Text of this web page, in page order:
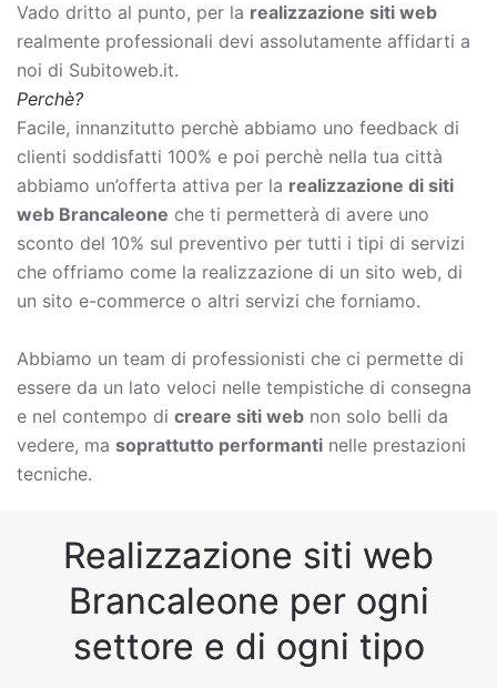
Vado dritto al punto, per la realizzazione siti web
realmente professionali devi assolutamente affidarti a
noi di Subitoweb.it.
Perchè?
Facile, innanzitutto perchè abbiamo uno feedback di
clienti soddisfatti 100% e poi perchè nella tua città
abbiamo un’offerta attiva per la realizzazione di siti
web Brancaleone che ti permetterà di avere uno
sconto del 10% sul preventivo per tutti i tipi di servizi
che offriamo come la realizzazione di un sito web, di
un sito e-commerce o altri servizi che forniamo.
Abbiamo un team di professionisti che ci permette di
essere da un lato veloci nelle tempistiche di consegna
e nel contempo di creare siti web non solo belli da
vedere, ma soprattutto performanti nelle prestazioni
tecniche.
Realizzazione siti web
Brancaleone per ogni
settore e di ogni tipo